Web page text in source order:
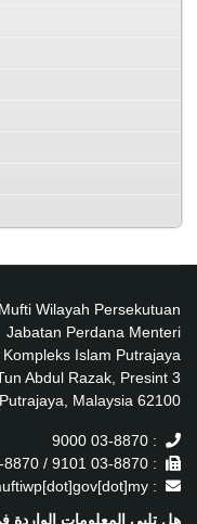
Wilayah Persekutuan
Jabatan Perdana Menteri
Islam Putrajaya
Abdul Razak, Presint 3
62100 Putrajaya, Malaysia.
: 03-8870 9000
: 03-8870 9101 / 03-8870 9102
: ukk[at]muftiwp[dot]gov[dot]my
هل تلبي المعلومات الواردة